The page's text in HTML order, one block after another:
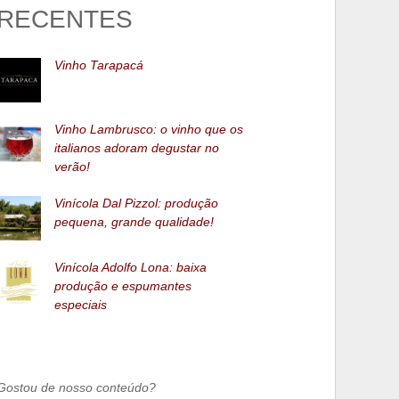
Vinho Tarapacá
Vinho Lambrusco: o vinho que os
italianos adoram degustar no
verão!
Vinícola Dal Pizzol: produção
pequena, grande qualidade!
Vinícola Adolfo Lona: baixa
produção e espumantes
especiais
de nosso conteúdo?